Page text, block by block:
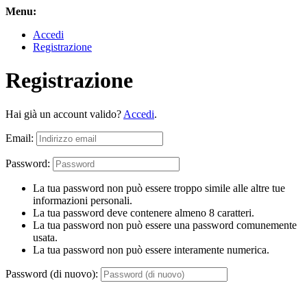
Menu:
Accedi
Registrazione
Registrazione
Hai già un account valido? Accedi.
Email:
Password:
La tua password non può essere troppo simile alle altre tue
informazioni personali.
La tua password deve contenere almeno 8 caratteri.
La tua password non può essere una password comunemente
usata.
La tua password non può essere interamente numerica.
Password (di nuovo):